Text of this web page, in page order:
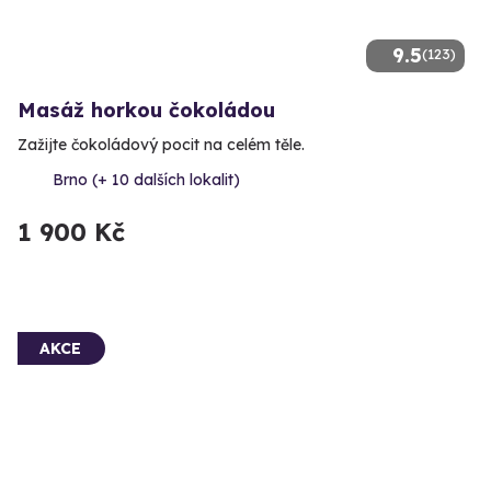
9.5(123)
Masáž horkou čokoládou
Zažijte čokoládový pocit na celém těle.
Brno (+ 10 dalších lokalit)
1 900 Kč
AKCE